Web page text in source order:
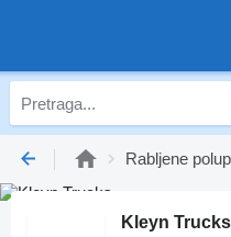
Rabljene
Kleyn Trucks